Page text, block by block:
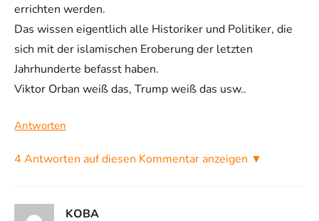
errichten werden.
Das wissen eigentlich alle Historiker und Politiker, die
sich mit der islamischen Eroberung der letzten
Jahrhunderte befasst haben.
Viktor Orban weiß das, Trump weiß das usw..
Antworten
4 Antworten auf diesen Kommentar anzeigen ▼
KOBA